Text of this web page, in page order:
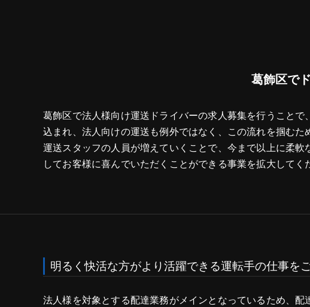
葛飾区で
葛飾区で法人様向け運送ドライバーの求人募集を行うこと
込まれ、法人向けの運送も例外ではなく、この流れを掴むた
運送スタッフの人員が増えていくことで、今まで以上に柔
してお客様に喜んでいただくことができる事業を拡大して
明るく快活な方がより活躍できる運転手の仕事を
法人様を対象とする配達業務がメインとなっているため、配